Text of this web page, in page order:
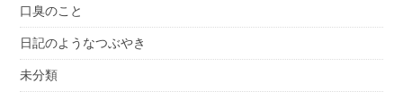
口臭のこと
日記のようなつぶやき
未分類